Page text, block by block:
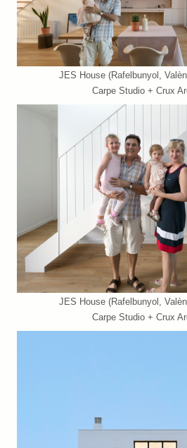
JES House (Rafelbunyol,
Carpe Studio + Crux
JES House (Rafelbunyol,
Carpe Studio + Crux